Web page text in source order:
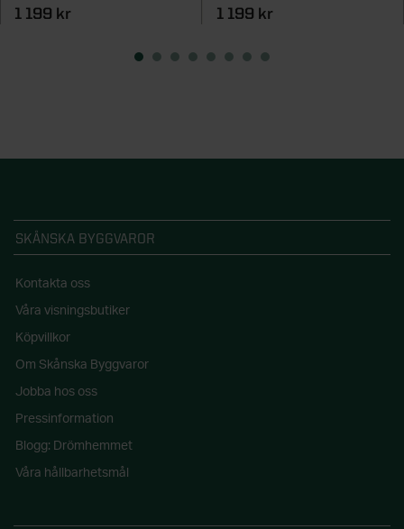
1 199 kr 1 199 kr
SKÅNSKA BYGGVAROR
Kontakta oss
Våra visningsbutiker
Köpvillkor
Om Skånska Byggvaror
Jobba hos oss
Pressinformation
Blogg: Drömhemmet
Våra hållbarhetsmål